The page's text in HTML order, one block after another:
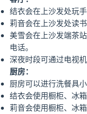
结衣会在上沙发处玩
莉音会在上沙发处读
美雪会在上沙发端茶
电话。
深夜时段可通过电视机
厨房：
厨房可以进行洗餐具小
结衣会使用橱柜、冰箱
莉音会使用橱柜、冰箱